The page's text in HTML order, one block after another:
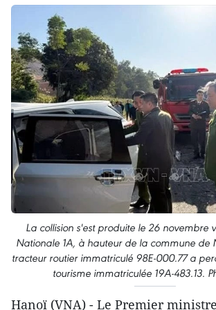
La collision s'est produite le 26 novembre
Nationale 1A, à hauteur de la commune de
tracteur routier immatriculé 98E-000.77 a
tourisme immatriculée 19A-483.13.
Hanoï (VNA) - Le Premier